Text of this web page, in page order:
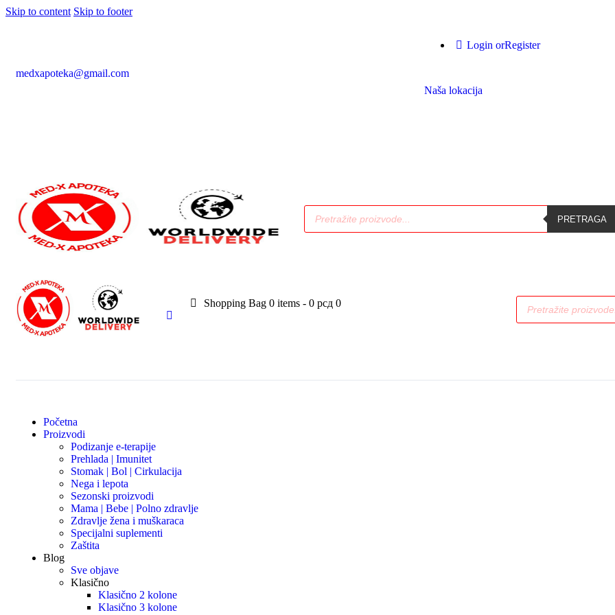
Skip to content Skip to footer
medxapoteka@gmail.com
Login orRegister
Naša lokacija
PRETRAGA
Shopping Bag 0 items - 0 рсд 0
Početna
Proizvodi
Podizanje e-terapije
Prehlada | Imunitet
Stomak | Bol | Cirkulacija
Nega i lepota
Sezonski proizvodi
Mama | Bebe | Polno zdravlje
Zdravlje žena i muškaraca
Specijalni suplementi
Zaštita
Blog
Sve objave
Klasično
Klasično 2 kolone
Klasično 3 kolone